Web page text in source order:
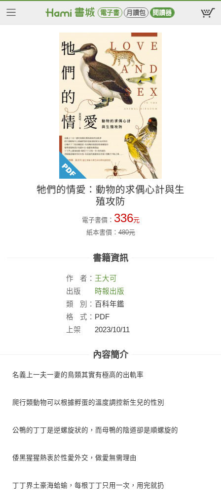
電子書 月讀包 閱讀器
牠們的情愛：動物的求偶心計與生
殖攻防
電子書價： 336元
紙本書價：480元
書籍資訊
作 者： 王大可
出版
社：
時報出版
類
別： 百科年鑑
格
式： PDF
上架
2023/10/11
內容簡介
名義上一夫一妻的鳥類其實有極高的出軌率
爬行類動物可以根據孵蛋的溫度調控新生兒的性別
公鴨的丁丁是逆螺旋狀的，而母鴨的陰道卻是順螺旋的
倭黑猩猩熱衷於性愛外交，做愛無需理由
丁丁界土豪海蛤蝓，每根丁丁只用一次，用完就扔